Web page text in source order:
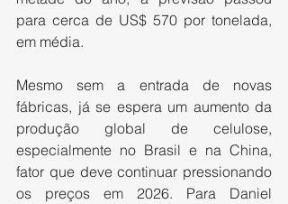
para cerca de US$ 570 por tonelada,
em média.
Mesmo sem a entrada de novas
fábricas, já se espera um aumento da
produção global de celulose,
especialmente no Brasil e na China,
fator que deve continuar pressionando
os preços em 2026. Para Daniel